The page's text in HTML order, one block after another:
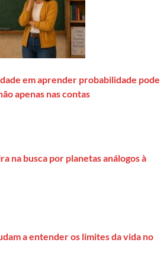
em aprender probabilidade pode
apenas nas contas
na busca por planetas análogos à
a entender os limites da vida no